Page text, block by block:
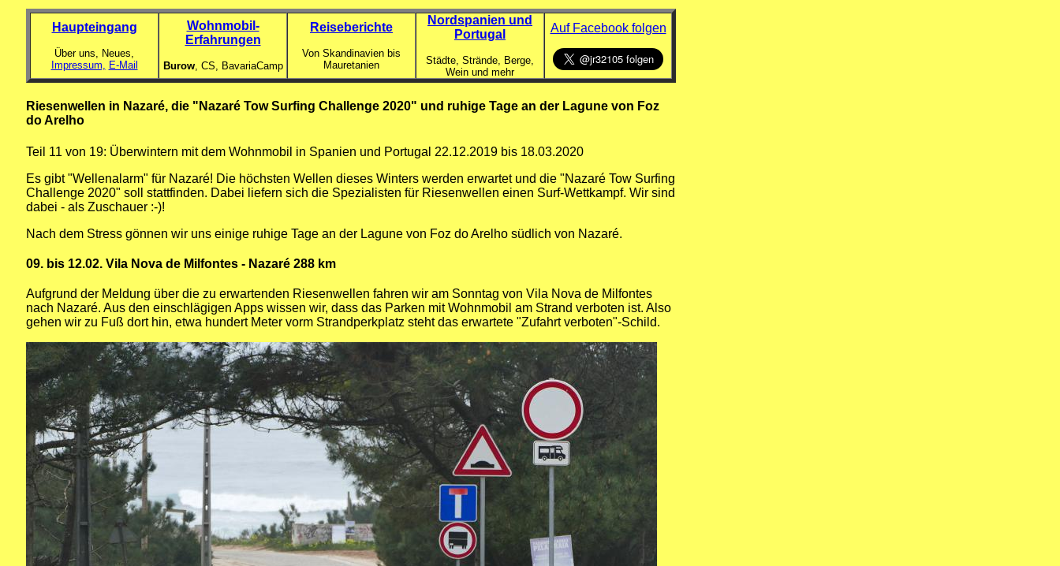
Haupteingang
Über uns, Neues,
Impressum, E-Mail
Wohnmobil-
Erfahrungen
Burow, CS, BavariaCamp
Reiseberichte
Von Skandinavien bis
Mauretanien
Nordspanien und
Portugal
Städte, Strände, Berge,
Wein und mehr
Auf Facebook folgen
Riesenwellen in Nazaré, die "Nazaré Tow Surfing Challenge 2020" und ruhige Tage an der Lagune von Foz
do Arelho
Teil 11 von 19: Überwintern mit dem Wohnmobil in Spanien und Portugal 22.12.2019 bis 18.03.2020
Es gibt "Wellenalarm" für Nazaré! Die höchsten Wellen dieses Winters werden erwartet und die "Nazaré Tow Surfing
Challenge 2020" soll stattfinden. Dabei liefern sich die Spezialisten für Riesenwellen einen Surf-Wettkampf. Wir sind
dabei - als Zuschauer :-)!
Nach dem Stress gönnen wir uns einige ruhige Tage an der Lagune von Foz do Arelho südlich von Nazaré.
09. bis 12.02. Vila Nova de Milfontes - Nazaré 288 km
Aufgrund der Meldung über die zu erwartenden Riesenwellen fahren wir am Sonntag von Vila Nova de Milfontes
nach Nazaré. Aus den einschlägigen Apps wissen wir, dass das Parken mit Wohnmobil am Strand verboten ist. Also
gehen wir zu Fuß dort hin, etwa hundert Meter vorm Strandperkplatz steht das erwartete "Zufahrt verboten"-Schild.